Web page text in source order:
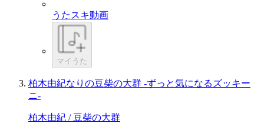
うたスキ動画
マイうた
柏木由紀なりの豆柴の大群 -ずっと気になるズッキー
ニ-
柏木由紀 / 豆柴の大群